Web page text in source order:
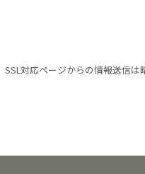
対応ページからの情報送信